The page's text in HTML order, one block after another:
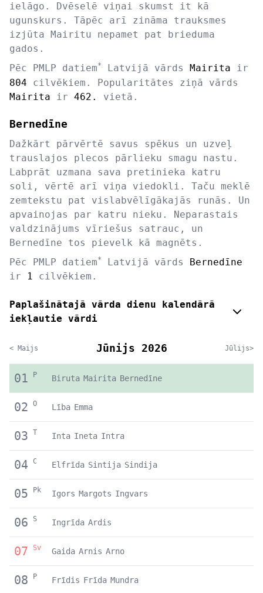
ielāgo. Dvēselē viņai skumst it kā
ugunskurs. Tāpēc arī zināma trauksmes
izjūta Mairitu nepamet pat brieduma
gados.
Pēc PMLP datiem* Latvijā vārds Mairita ir
804 cilvēkiem. Popularitātes ziņā vārds
Mairita ir 462. vietā.
Bernedīne
Dažkārt pārvērtē savus spēkus un uzveļ
trauslajos plecos pārlieku smagu nastu.
Labprāt uzmana sava pretinieka katru
soli, vērtē arī viņa viedokli. Taču meklē
zemtekstu pat vislabvēlīgākajās runās. Un
apvainojas par katru nieku. Neparastais
valdzinājums vīriešus satrauc, un
Bernedīne tos pievelk kā magnēts.
Pēc PMLP datiem* Latvijā vārds Bernedīne
ir
1 cilvēkiem.
Paplašinātajā vārda dienu kalendārā
iekļautie vārdi
< Maijs Jūnijs 2026 Jūlijs>
01 P Biruta Mairita Bernedīne
02 O Lība Emma
03 T Inta Ineta Intra
04 C Elfrīda Sintija Sindija
05 Pk Igors Margots Ingvars
06 S Ingrīda Ardis
07 Sv Gaida Arnis Arno
08 P Frīdis Frīda Mundra